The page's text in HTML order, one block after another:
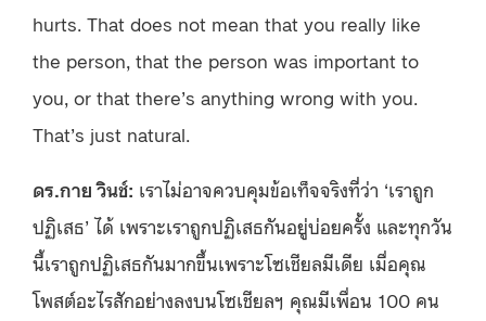
hurts. That does not mean that you really like
the person, that the person was important to
you, or that there’s anything wrong with you.
That’s just natural.
ดร.กาย วินช์: เราไม่อาจควบคุมข้อเท็จจริงที่ว่า ‘เราถูก
ปฏิเสธ’ ได้ เพราะเราถูกปฏิเสธกันอยู่บ่อยครั้ง และทุกวัน
นี้เราถูกปฏิเสธกันมากขึ้นเพราะโซเชียลมีเดีย เมื่อคุณ
โพสต์อะไรสักอย่างลงบนโซเชียลฯ คุณมีเพื่อน 100 คน